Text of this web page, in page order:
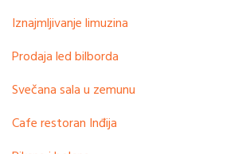
Iznajmljivanje limuzina
Prodaja led bilborda
Svečana sala u zemunu
Cafe restoran Inđija